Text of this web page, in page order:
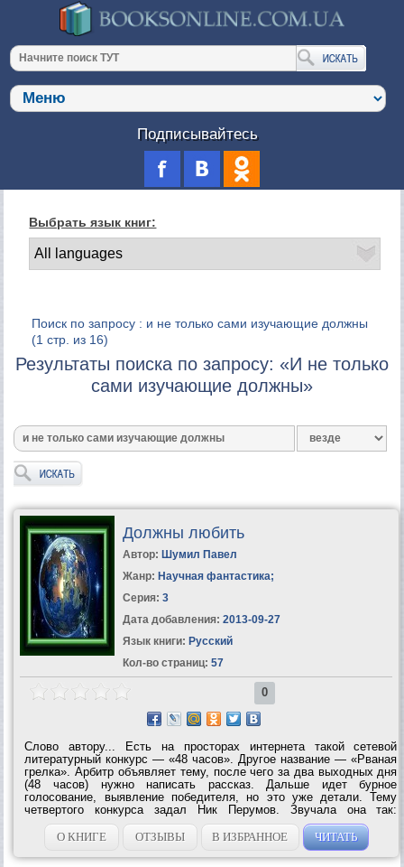
Подписывайтесь
Выбрать язык книг:
Поиск по запросу : и не только сами изучающие должны
(1 стр. из 16)
Результаты поиска по запросу: «И не только
сами изучающие должны»
Должны любить
Автор: Шумил Павел
Жанр: Научная фантастика;
Серия: 3
Дата добавления: 2013-09-27
Язык книги: Русский
Кол-во страниц: 57
0
Слово автоpу... Есть на просторах интернета такой сетевой
литературный конкурс — «48 часов». Другое название — «Рваная
грелка». Арбитр объявляет тему, после чего за два выходных дня
(48 часов) нужно написать рассказ. Дальше идет бурное
голосование, выявление победителя, но это уже детали. Тему
четвертого конкурса задал Ник Перумов. Звучала она так:
«Испытание на способность любить и последствия оного».
Хорошая тема, сильная, богатая!...
О КНИГЕ ОТЗЫВЫ В ИЗБРАННОЕ ЧИТАТЬ